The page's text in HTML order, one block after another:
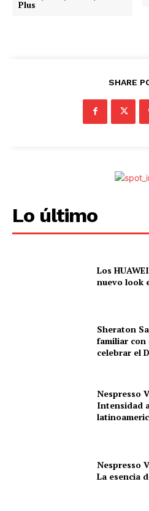
Plus
SHARE
Lo último
Los
nuevo look
Sheraton
familiar con
celebrar el
Nespresso
Intensidad
Nespresso
La esencia